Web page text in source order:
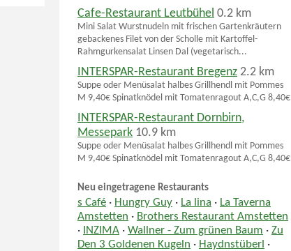
Cafe-Restaurant Leutbühel 0.2 km
Mini Salat Wurstnudeln mit frischen Gartenkräutern
gebackenes Filet von der Scholle mit Kartoffel-
Rahmgurkensalat Linsen Dal (vegetarisch...
INTERSPAR-Restaurant Bregenz 2.2 km
Suppe oder Menüsalat halbes Grillhendl mit Pommes
M 9,40€ Spinatknödel mit Tomatenragout A,C,G 8,40€
INTERSPAR-Restaurant Dornbirn,
Messepark 10.9 km
Suppe oder Menüsalat halbes Grillhendl mit Pommes
M 9,40€ Spinatknödel mit Tomatenragout A,C,G 8,40€
Neu eingetragene Restaurants
s Café · Hungry Guy · La lina · La Taverna
Amstetten · Brothers Restaurant Amstetten
·
INZIMA ·Wallner - Zum grünen Baum ·Zu
Den 3 Goldenen Kugeln · Haydnstüberl ·